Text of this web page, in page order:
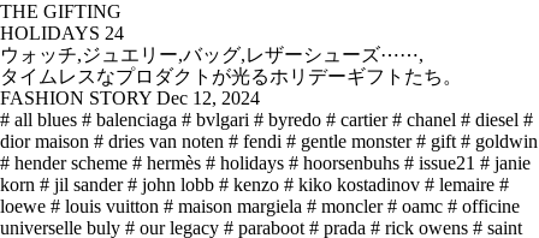
THE GIFTING
HOLIDAYS 24
ウォッチ,ジュエリー,バッグ,レザーシューズ⋯⋯,
タイムレスなプロダクトが光るホリデーギフトたち。
FASHION STORY Dec 12, 2024
# all blues # balenciaga # bvlgari # byredo # cartier # chanel # diesel #
dior maison # dries van noten # fendi # gentle monster # gift # goldwin
# hender scheme # hermès # holidays # hoorsenbuhs # issue21 # janie
korn # jil sander # john lobb # kenzo # kiko kostadinov # lemaire #
loewe # louis vuitton # maison margiela # moncler # oamc # officine
universelle buly # our legacy # paraboot # prada # rick owens # saint